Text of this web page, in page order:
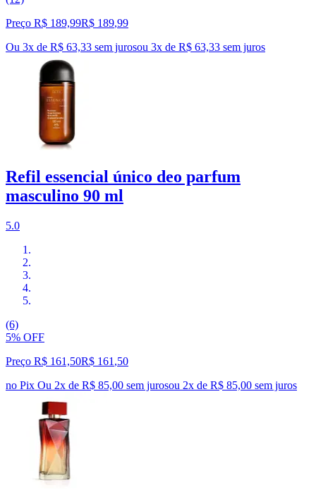
Preço R$ 189,99R$ 189,99
Ou 3x de R$ 63,33 sem jurosou 3x de R$ 63,33 sem juros
Refil essencial único deo parfum
masculino 90 ml
5.0
(6)
5% OFF
Preço R$ 161,50R$ 161 ,50
no Pix Ou 2x de R$ 85,00 sem jurosou 2x de R$ 85,00 sem juros